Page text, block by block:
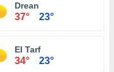
Drean
37° 23°
El Tarf
34° 23°